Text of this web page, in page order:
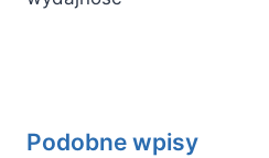
Podobne wpisy